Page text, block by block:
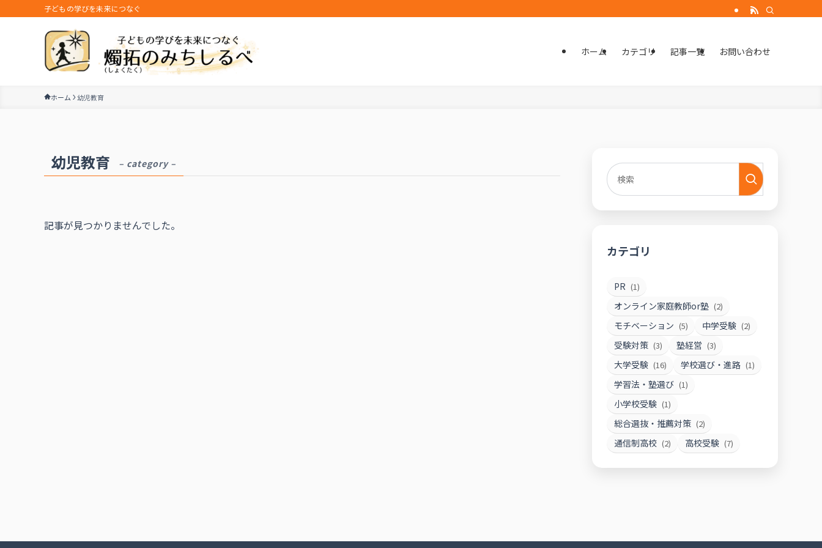
子どもの学びを未来につなぐ
ホーム カテゴリ 記事一覧 お問い合わせ
ホーム 幼児教育
幼児教育 – category –
記事が見つかりませんでした。
カテゴリ
PR (1)
オンライン家庭教師or塾 (2)
モチベーション (5) 中学受験 (2)
受験対策 (3) 塾経営 (3)
大学受験 (16) 学校選び・進路 (1)
学習法・塾選び (1)
小学校受験 (1)
総合選抜・推薦対策 (2)
通信制高校 (2) 高校受験 (7)